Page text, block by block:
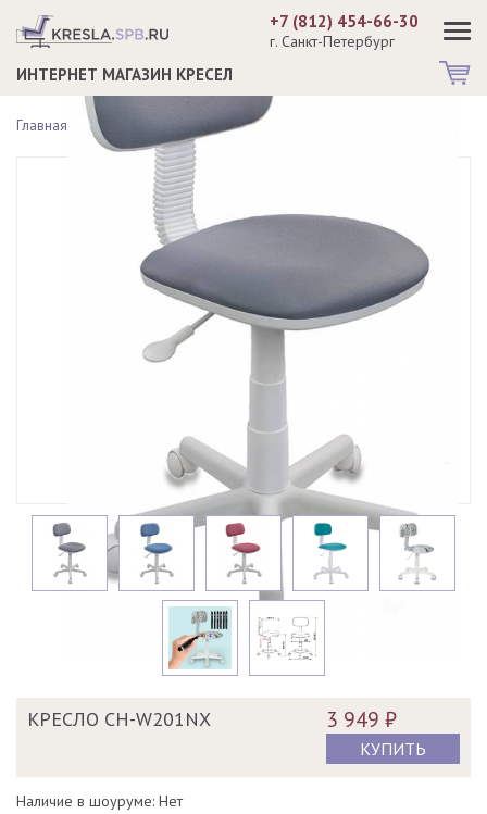
ИНТЕРНЕТ МАГАЗИН КРЕСЕЛ
+7 (812) 454-66-30
г. Санкт-Петербург
Главная > Детские кресла >Кресло CH-W201NX
КРЕСЛО CH-W201NX 3 949 ₽
КУПИТЬ
Наличие в шоуруме: Нет